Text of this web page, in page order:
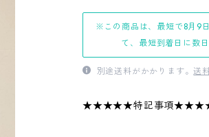
※この商品は、最短で8月9
て、最短到着日に数
別途送料がかかります。送
★★★★★特記事項